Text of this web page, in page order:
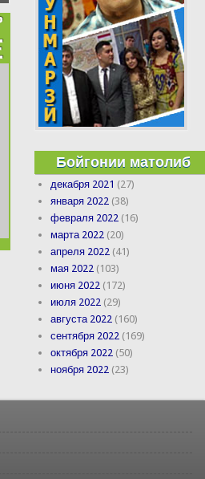
Бойгонии матолиб
декабря 2021 (27)
января 2022 (38)
февраля 2022 (16)
марта 2022 (20)
апреля 2022 (41)
мая 2022 (103)
июня 2022 (172)
июля 2022 (29)
августа 2022 (160)
сентября 2022 (169)
октября 2022 (50)
ноября 2022 (23)